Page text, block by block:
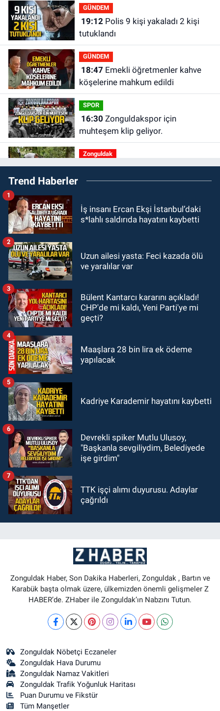
GÜNDEM
19:12Polis 9 kişi yakaladı 2 kişi
tutuklandı
GÜNDEM
18:47
köşelerine mahkum edildi
SPOR
16:30
muhteşem klip geliyor.
Zonguldak
15:41Zeki Tosun ölümünün birinci
yılında mezarı başında anıldı.
15:11Kdz. Ereğli'de Mervealtı
Plajı’ndaki çadır ve baraka işgalleri
14:31Kozlu'da Nazım Zararcı
MAGAZİN
12:45Ülkü Hilal Çiftçi’nin ailesinde
yeni kriz. “Kızımın parasını
Trend Haberler
İş insanı Ercan Ekşi İstanbul’daki
s*lahlı saldırıda hayatını kaybetti
1
Uzun ailesi yasta: Feci kazada ölü
ve yaralılar var
2
Bülent Kantarcı kararını açıkladı!
CHP'de mi kaldı, Yeni Parti'ye mi
geçti?
3
Maaşlara 28 bin lira ek ödeme
yapılacak
4
Kadriye Karademir hayatını kaybetti
5
Devrekli spiker Mutlu Ulusoy,
"Başkanla sevgiliydim, Belediyede
işe girdim"
6
TTK işçi alımı duyurusu. Adaylar
çağrıldı
7
Zonguldak Haber, Son Dakika Haberleri, Zonguldak , Bartın ve
Karabük başta olmak üzere, ülkemizden önemli gelişmeler Z
HABER’de. ZHaber ile Zonguldak’ın Nabzını Tutun.
Zonguldak Nöbetçi Eczaneler
Zonguldak Hava Durumu
Zonguldak Namaz Vakitleri
Zonguldak Trafik Yoğunluk Haritası
Puan Durumu ve Fikstür
Tüm Manşetler